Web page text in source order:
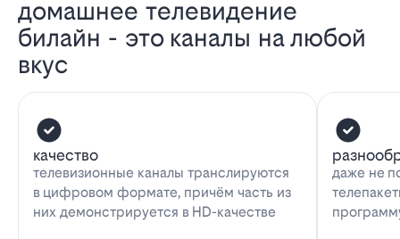
домашнее телевидение
билайн - это каналы на любой
вкус
качество
телевизионные каналы транслируются
в цифровом формате, причём часть из
них демонстрируется в HD-качестве
даже не